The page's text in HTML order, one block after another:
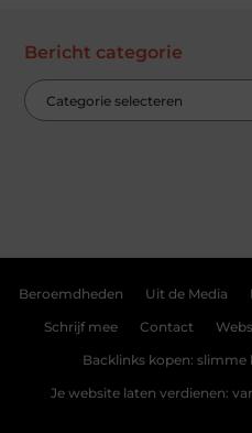
Bericht categorie
Beroemdheden Uit de Media
Schrijf mee Contact
Backlinks kopen: slimme
Je website laten verdienen: